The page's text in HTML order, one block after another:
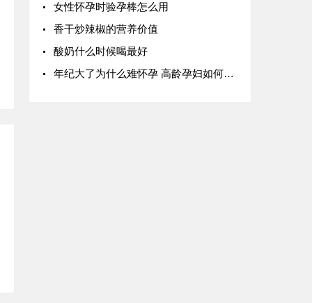
女性怀孕时验孕棒怎么用
香干炒辣椒的营养价值
酸奶什么时候喝最好
年纪大了为什么难怀孕 高龄孕妇如何备孕